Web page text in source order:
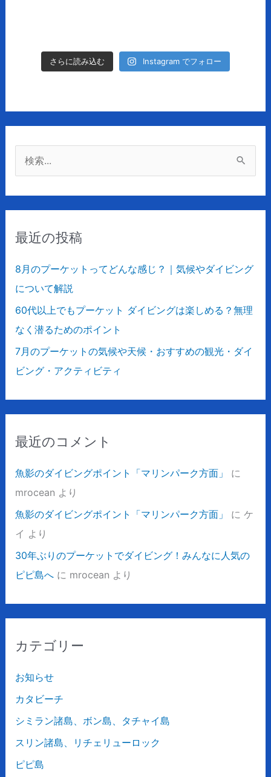
さらに読み込む Instagram でフォロー
:最近の投稿
8月のプーケットってどんな感じ？｜気候やダイビング
について解説
60代以上でもプーケット ダイビングは楽しめる？無理
なく潜るためのポイント
7月のプーケットの気候や天候・おすすめの観光・ダイ
ビング・アクティビティ
最近のコメント
魚影のダイビングポイント「マリンパーク方面」
に
mrocean より
魚影のダイビングポイント「マリンパーク方面」
に ケ
イ より
30年ぶりのプーケットでダイビング！みんなに人気の
ピピ島へに mrocean より
カテゴリー
お知らせ
カタビーチ
シミラン諸島、ボン島、タチャイ島
スリン諸島、リチェリューロック
ピピ島